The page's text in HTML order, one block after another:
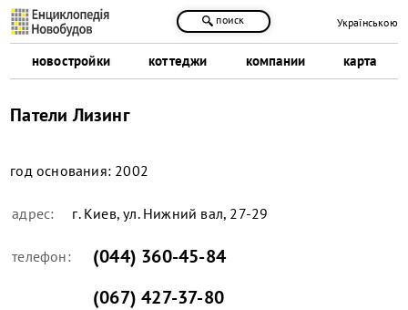
новостройки коттеджи компании карта
поиск Українською
Патели Лизинг
год основания: 2002
адрес: г. Киев, ул. Нижний вал, 27-29
телефон:
(044) 360-45-84
(067) 427-37-80